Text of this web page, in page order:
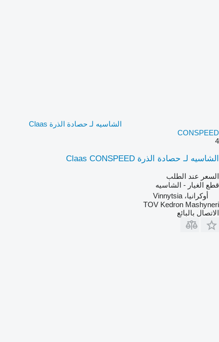
الشاسيه لـ حصادة الذرة Claas
CONSPEED
4
الشاسيه لـ حصادة الذرة Claas CONSPEED
السعر عند الطلب
قطع الغيار - الشاسيه
أوكرانيا، Vinnytsia
TOV Kedron Mashyneri
الاتصال بالبائع